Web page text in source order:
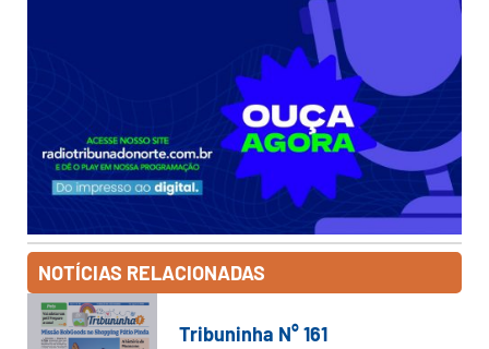
NOTÍCIAS RELACIONADAS
Tribuninha N° 161